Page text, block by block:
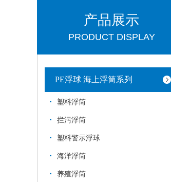
产品展示
PRODUCT DISPLAY
PE浮球 海上浮筒系列
塑料浮筒
拦污浮筒
塑料警示浮球
海洋浮筒
养殖浮筒